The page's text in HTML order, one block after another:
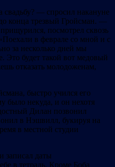
свадьбу? — спросил накануне
конца трезвый Гройсман. —
посмотрел сквозь
в феврале со мной и с
за несколько дней мы
Это будет такой вот медовый
отказать молодоженам,
быстро учился его
было некуда, и он нехотя
Дилан позвонил
в Нэшвилл, букируя на
в местной студии
записал даты
в тетрадь. Кроме Боба